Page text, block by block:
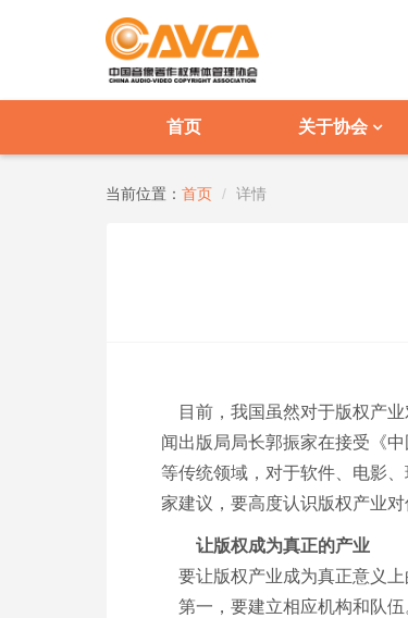
首页 关于协会
当前位置： 首页 详情
目前，我国虽然对于版权产业
闻出版局局长郭振家在接受《
等传统领域，对于软件、电影
家建议，要高度认识版权产业对
让版权成为真正的产业
要让版权产业成为真正意义上
第一，要建立相应机构和队伍